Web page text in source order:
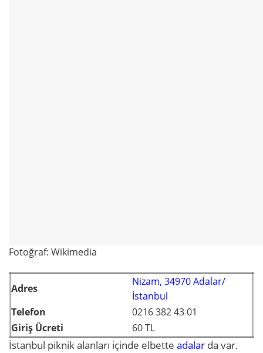
Fotoğraf: Wikimedia
Adres
Nizam, 34970 Adalar/
İstanbul
Telefon
0216 382 43 01
Giriş Ücreti
60 TL
İstanbul piknik alanları içinde elbette adalar da var.